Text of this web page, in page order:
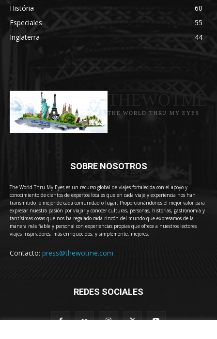
História
60
Especiales
55
Inglaterra
44
THE WORLD THRU MY EYES
SOBRE NOSOTROS
The World Thru My Eyes es un recurso global de viajes fortalecida con el apoyo y
conocimiento de cientos de expertos locales que en cada viaje y experiencia nos han
transmitido lo mejor de cada comunidad o lugar. Proporcionándonos el mejor valor para
expresar nuestra pasión por viajar y conocer culturas, personas, historias, gastronomía y
tantísimas cosas que nos ha regalado cada rincón del mundo que expresamos de la
manera más fiable y personal con experiencias propias que ofrece a nuestros lectores
viajes inspiradores, más enriquecidos, y simplemente, mejores.
Contacto: press@thewotme.com
REDES SOCIALES